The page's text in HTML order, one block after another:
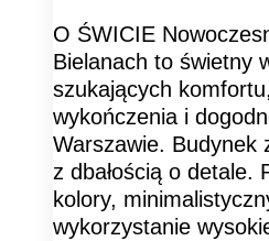
O ŚWICIE
Bielanach to świetny
szukających
wykończenia i
Warszawie. Budynek
z dbałością o detale.
kolory,
wykorzystanie